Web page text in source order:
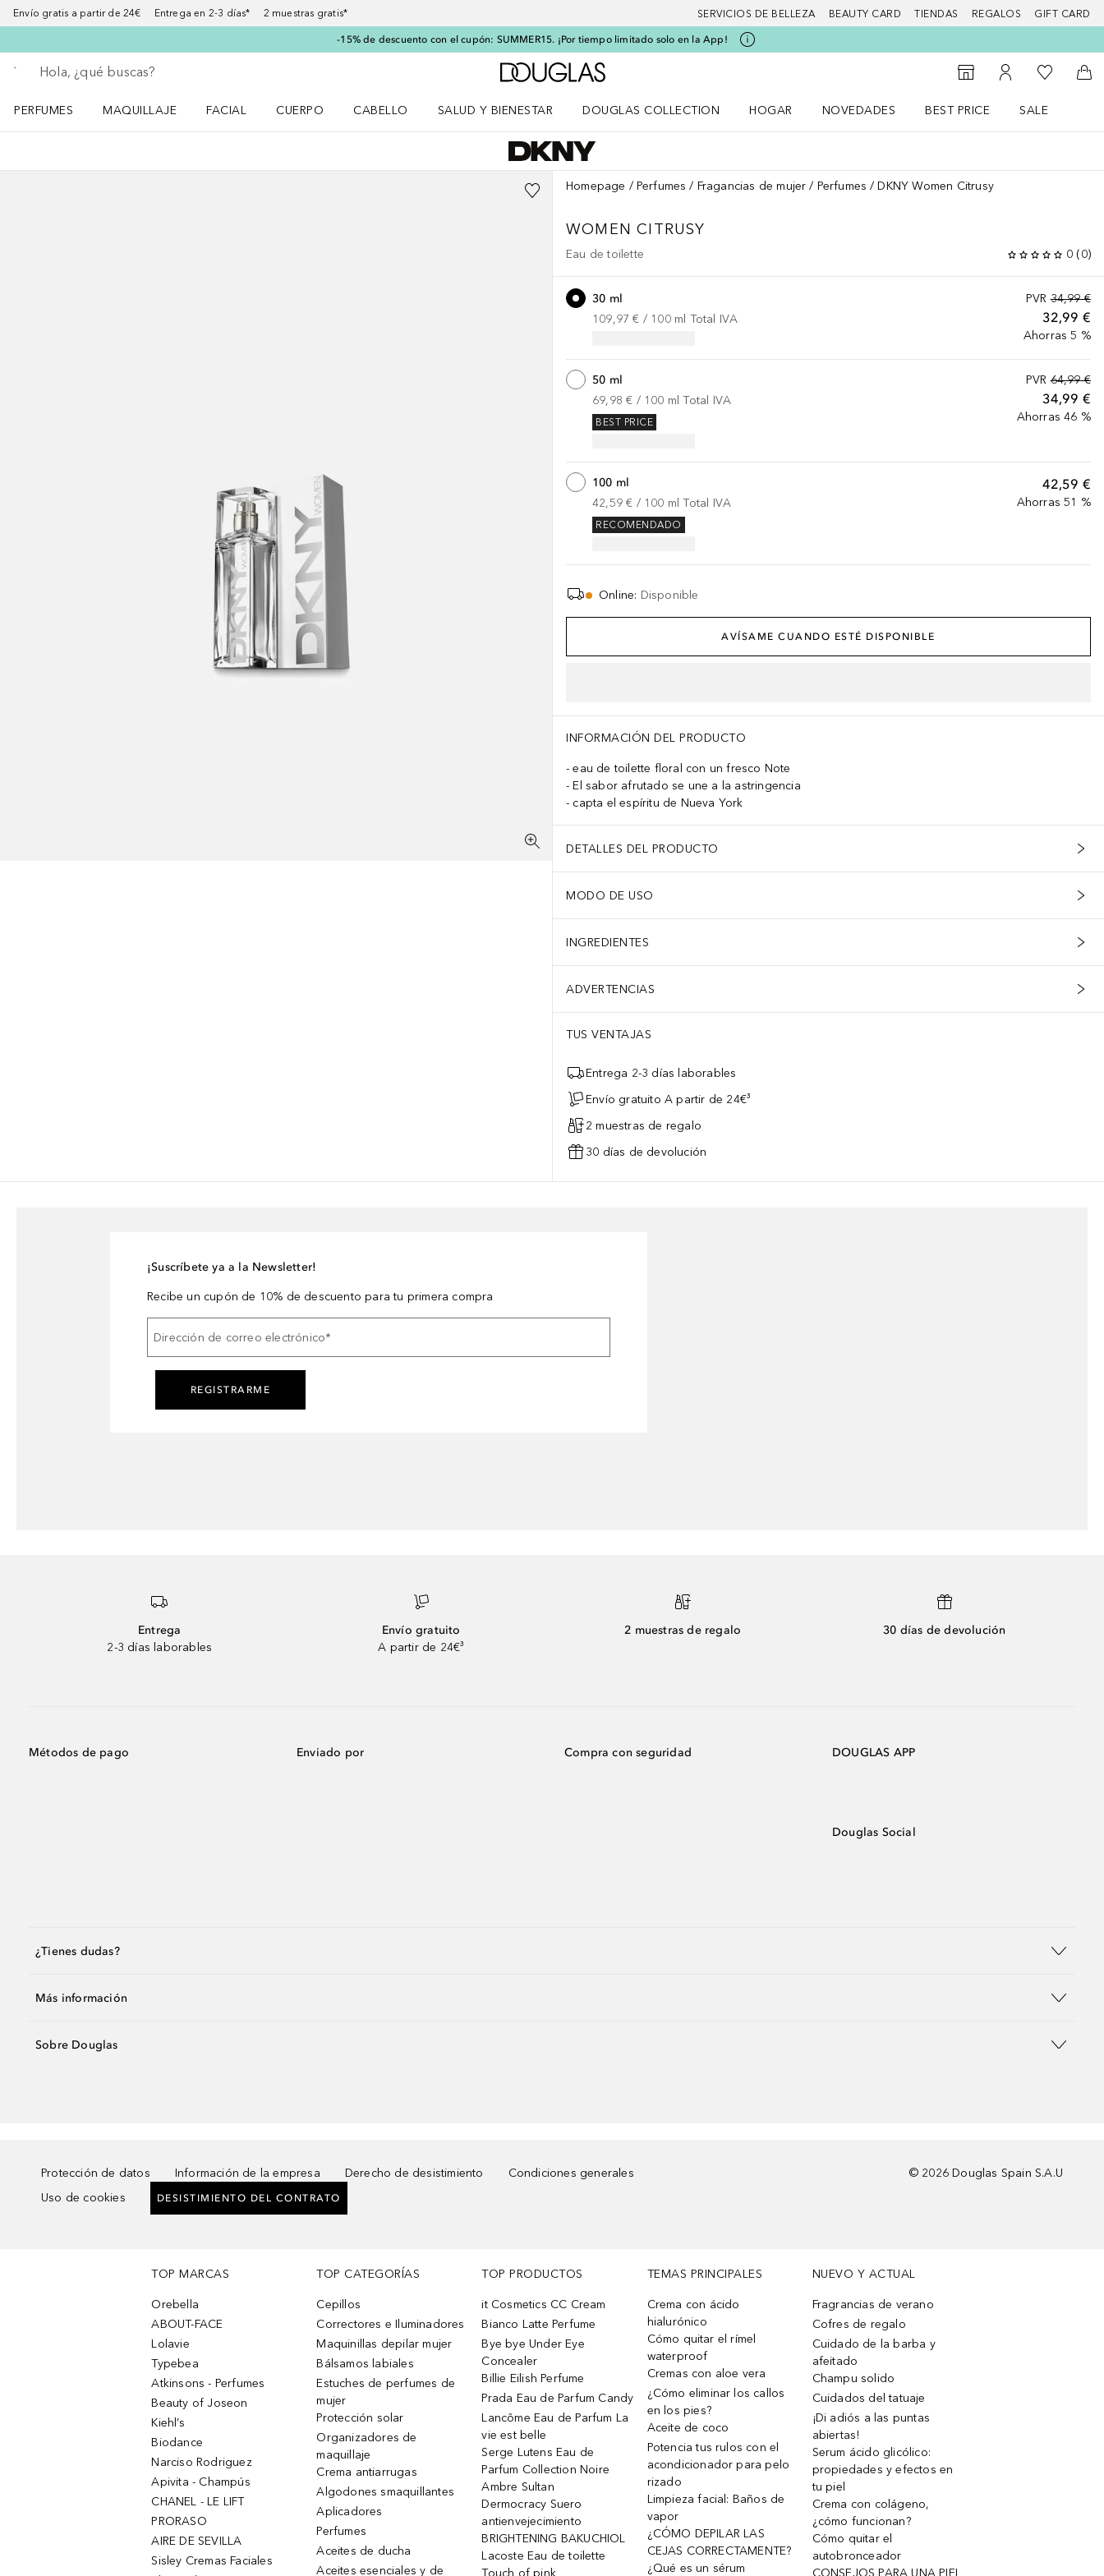
Envío gratis a partir de 24€ Entrega en 2-3 días* 2 muestras gratis* SERVICIOS DE BELLEZA BEAUTY CARD TIENDAS REGALOS GIFT CARD
-15% de descuento con el cupón: SUMMER15. ¡Por tiempo limitado solo en la App!
Regresar
Ejecutar búsqueda
A Douglas Home
Al Storefinder
Mi cuenta
Mi lista de
A
PERFUMES
MAQUILLAJE
FACIAL
CUERPO
CABELLO
SALUD Y BIENESTAR
DOUGLAS COLLECTION
HOGAR
NOVEDADES
BEST PRICE
SALE
Homepage Perfumes Fragancias de mujer Perfumes DKNY Women Citrusy
WOMEN CITRUSY
Eau de toilette 0 (0)
PVR 34,99 €
32,99 €
Ahorras 5 %
30 ml
109,97 € / 100 ml Total IVA
PVR 64,99 €
34,99 €
Ahorras 46 %
50 ml
69,98 € / 100 ml Total IVA
BEST PRICE
42,59 €
Ahorras 51 %
100 ml
42,59 € / 100 ml Total IVA
RECOMENDADO
Online: Disponible
AVÍSAME CUANDO ESTÉ DISPONIBLE
INFORMACIÓN DEL PRODUCTO
eau de toilette floral con un fresco Note
El sabor afrutado se une a la astringencia
capta el espíritu de Nueva York
DETALLES DEL PRODUCTO
MODO DE USO
INGREDIENTES
ADVERTENCIAS
TUS VENTAJAS
Entrega 2-3 días laborables
Envío gratuito A partir de 24€³
2 muestras de regalo
30 días de devolución
¡Suscríbete ya a la Newsletter!
Recibe un cupón de 10% de descuento para tu primera compra
Dirección de correo electrónico*
REGISTRARME
Entrega
2-3 días laborables
Envío gratuito
A partir de 24€³
2 muestras de regalo 30 días de devolución
Métodos de pago Enviado por Compra con seguridad DOUGLAS APP
Douglas Social
¿Tienes dudas?
Más información
Sobre Douglas
Protección de datos Información de la empresa Derecho de desistimiento
Condiciones generales
Uso de cookies
DESISTIMIENTO DEL CONTRATO
© 2026 Douglas Spain S.A.U
TOP MARCAS
Orebella
ABOUT-FACE
Lolavie
Typebea
Atkinsons - Perfumes
Beauty of Joseon
Kiehl’s
Biodance
Narciso Rodriguez
Apivita - Champús
CHANEL - LE LIFT
PRORASO
AIRE DE SEVILLA
Sisley Cremas Faciales
TOP CATEGORÍAS
Cepillos
Correctores e Iluminadores
Maquinillas depilar mujer
Bálsamos labiales
Estuches de perfumes de
mujer
Protección solar
Organizadores de
maquillaje
Crema antiarrugas
Algodones smaquillantes
Aplicadores
Perfumes
Aceites de ducha
Aceites esenciales y de
TOP PRODUCTOS
it Cosmetics CC Cream
Bianco Latte Perfume
Bye bye Under Eye
Concealer
Billie Eilish Perfume
Prada Eau de Parfum Candy
Lancôme Eau de Parfum La
vie est belle
Serge Lutens Eau de
Parfum Collection Noire
Ambre Sultan
Dermocracy Suero
antienvejecimiento
BRIGHTENING BAKUCHIOL
Lacoste Eau de toilette
Touch of pink
TEMAS PRINCIPALES
Crema con ácido
hialurónico
Cómo quitar el rímel
waterproof
Cremas con aloe vera
¿Cómo eliminar los callos
en los pies?
Aceite de coco
Potencia tus rulos con el
acondicionador para pelo
rizado
Limpieza facial: Baños de
vapor
¿CÓMO DEPILAR LAS
CEJAS CORRECTAMENTE?
¿Qué es un sérum
NUEVO Y ACTUAL
Fragrancias de verano
Cofres de regalo
Cuidado de la barba y
afeitado
Champu solido
Cuidados del tatuaje
¡Di adiós a las puntas
abiertas!
Serum ácido glicólico:
propiedades y efectos en
tu piel
Crema con colágeno,
¿cómo funcionan?
Cómo quitar el
autobronceador
CONSEJOS PARA UNA PIEL